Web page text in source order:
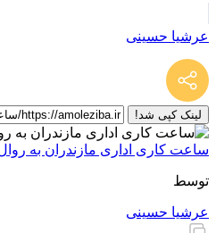
عرشیا حسینی
لینک کپی شد!
ساعت کاری اداری مازندران به
توسط
عرشیا حسینی